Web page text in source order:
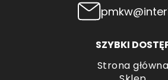
SZYBKI
Strona główna